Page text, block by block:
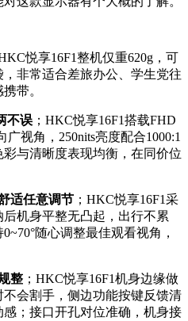
HKC悦享16F1整机仅重620g，可
非常适合差旅办公、学生党往
带。
不误 ；HKC悦享16F1搭载FHD
视角，250nits亮度配合1000:1
与清晰度表现均衡，在同价位
适任意调节 ；HKC悦享16F1采
机身平整无凸起，出行不累
随心调整最佳观看视角，
整 ；HKC悦享16F1机身边缘做
会割手，侧边功能按键反馈清
；接口开孔对位准确，机身接